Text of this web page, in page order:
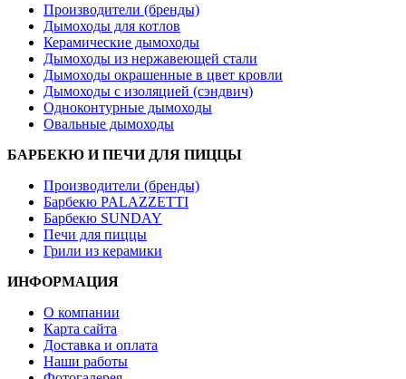
Производители (бренды)
Дымоходы для котлов
Керамические дымоходы
Дымоходы из нержавеющей стали
Дымоходы окрашенные в цвет кровли
Дымоходы с изоляцией (сэндвич)
Одноконтурные дымоходы
Овальные дымоходы
БАРБЕКЮ И ПЕЧИ ДЛЯ ПИЦЦЫ
Производители (бренды)
Барбекю PALAZZETTI
Барбекю SUNDAY
Печи для пиццы
Грили из керамики
ИНФОРМАЦИЯ
О компании
Карта сайта
Доставка и оплата
Наши работы